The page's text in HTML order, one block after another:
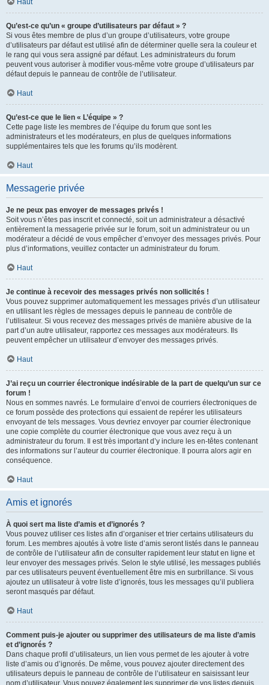
Haut
Qu’est-ce qu’un « groupe d’utilisateurs par défaut » ?
Si vous êtes membre de plus d’un groupe d’utilisateurs, votre groupe
d’utilisateurs par défaut est utilisé afin de déterminer quelle sera la couleur et
le rang qui vous sera assigné par défaut. Les administrateurs du forum
peuvent vous autoriser à modifier vous-même votre groupe d’utilisateurs par
défaut depuis le panneau de contrôle de l’utilisateur.
Haut
Qu’est-ce que le lien « L’équipe » ?
Cette page liste les membres de l’équipe du forum que sont les
administrateurs et les modérateurs, en plus de quelques informations
supplémentaires tels que les forums qu’ils modèrent.
Haut
Messagerie privée
Je ne peux pas envoyer de messages privés !
Soit vous n’êtes pas inscrit et connecté, soit un administrateur a désactivé
entièrement la messagerie privée sur le forum, soit un administrateur ou un
modérateur a décidé de vous empêcher d’envoyer des messages privés. Pour
plus d’informations, veuillez contacter un administrateur du forum.
Haut
Je continue à recevoir des messages privés non sollicités !
Vous pouvez supprimer automatiquement les messages privés d’un utilisateur
en utilisant les règles de messages depuis le panneau de contrôle de
l’utilisateur. Si vous recevez des messages privés de manière abusive de la
part d’un autre utilisateur, rapportez ces messages aux modérateurs. Ils
peuvent empêcher un utilisateur d’envoyer des messages privés.
Haut
J’ai reçu un courrier électronique indésirable de la part de quelqu’un sur ce
forum !
Nous en sommes navrés. Le formulaire d’envoi de courriers électroniques de
ce forum possède des protections qui essaient de repérer les utilisateurs
envoyant de tels messages. Vous devriez envoyer par courrier électronique
une copie complète du courrier électronique que vous avez reçu à un
administrateur du forum. Il est très important d’y inclure les en-têtes contenant
des informations sur l’auteur du courrier électronique. Il pourra alors agir en
conséquence.
Haut
Amis et ignorés
À quoi sert ma liste d’amis et d’ignorés ?
Vous pouvez utiliser ces listes afin d’organiser et trier certains utilisateurs du
forum. Les membres ajoutés à votre liste d’amis seront listés dans le panneau
de contrôle de l’utilisateur afin de consulter rapidement leur statut en ligne et
leur envoyer des messages privés. Selon le style utilisé, les messages publiés
par ces utilisateurs peuvent éventuellement être mis en surbrillance. Si vous
ajoutez un utilisateur à votre liste d’ignorés, tous les messages qu’il publiera
seront masqués par défaut.
Haut
Comment puis-je ajouter ou supprimer des utilisateurs de ma liste d’amis
et d’ignorés ?
Dans chaque profil d’utilisateurs, un lien vous permet de les ajouter à votre
liste d’amis ou d’ignorés. De même, vous pouvez ajouter directement des
utilisateurs depuis le panneau de contrôle de l’utilisateur en saisissant leur
nom d’utilisateur. Vous pouvez également les supprimer de vos listes depuis